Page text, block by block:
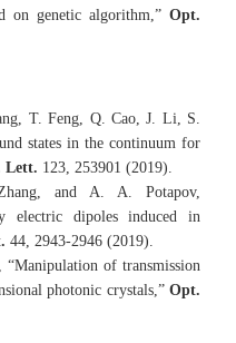
on genetic algorithm,”Opt.
T. Feng, Q. Cao, J. Li, S.
states in the continuum for
Lett. 123, 253901 (2019).
and A. A. Potapov,
electric dipoles induced in
44, 2943-2946 (2019).
of transmission
photonic crystals,”Opt.